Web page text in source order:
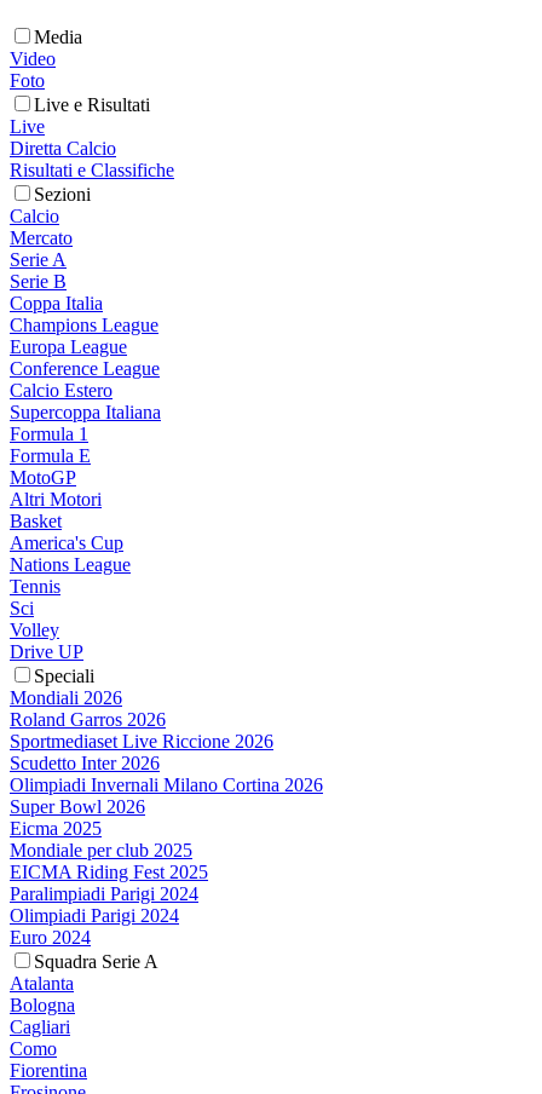
Media
Video
Foto
Live e Risultati
Live
Diretta Calcio
Risultati e Classifiche
Sezioni
Calcio
Mercato
Serie A
Serie B
Coppa Italia
Champions League
Europa League
Conference League
Calcio Estero
Supercoppa Italiana
Formula 1
Formula E
MotoGP
Altri Motori
Basket
America's Cup
Nations League
Tennis
Sci
Volley
Drive UP
Speciali
Mondiali 2026
Roland Garros 2026
Sportmediaset Live Riccione 2026
Scudetto Inter 2026
Olimpiadi Invernali Milano Cortina 2026
Super Bowl 2026
Eicma 2025
Mondiale per club 2025
EICMA Riding Fest 2025
Paralimpiadi Parigi 2024
Olimpiadi Parigi 2024
Euro 2024
Squadra Serie A
Atalanta
Bologna
Cagliari
Como
Fiorentina